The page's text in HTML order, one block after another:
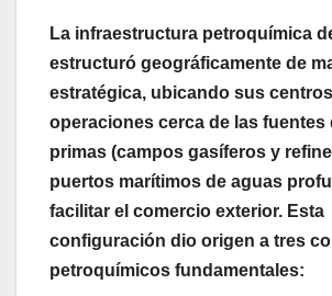
La infraestructura petroquímica
estructuró geográficamente de
estratégica, ubicando sus
operaciones cerca de las fuentes
primas (campos gasíferos y
puertos marítimos de aguas
facilitar el comercio exterior. Esta
configuración dio origen a tres
petroquímicos fundamentales: